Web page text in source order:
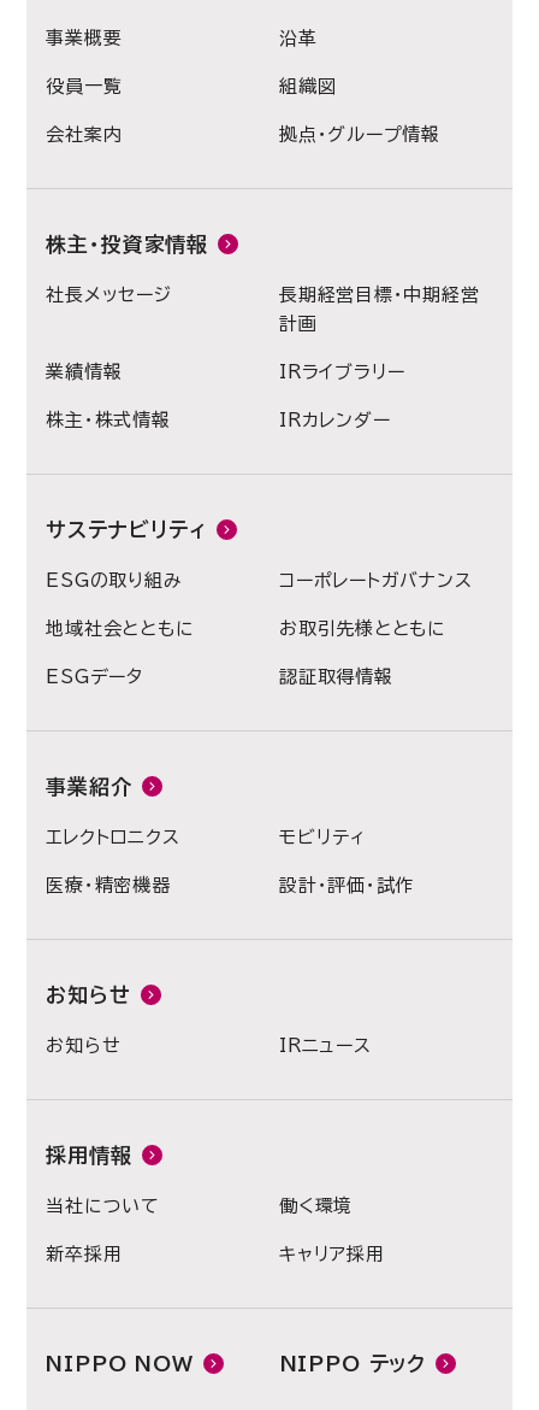
事業概要 沿革
役員一覧 組織図
会社案内 拠点・グループ情報
株主・投資家情報
社長メッセージ
長期経営目標・中期経営
計画
業績情報 IRライブラリー
株主・株式情報 IRカレンダー
サステナビリティ
ESGの取り組み コーポレートガバナンス
地域社会とともに お取引先様とともに
ESGデータ 認証取得情報
事業紹介
エレクトロニクス モビリティ
医療・精密機器 設計・評価・試作
お知らせ
お知らせ IRニュース
採用情報
当社について 働く環境
新卒採用 キャリア採用
NIPPO NOW NIPPO テック